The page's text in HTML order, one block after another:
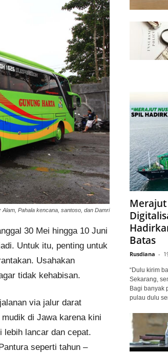
Pahala kencana, santoso, dan Damri
30 Mei hingga 10 Juni
Untuk itu, penting untuk
Usahakan
tidak kehabisan.
via jalur darat
di Jawa karena kini
lebih lancar dan cepat.
seperti tahun –
Batas
Rusdiana -
“Dulu kirim
Sekarang,
Bagi banyak
pulau dulu